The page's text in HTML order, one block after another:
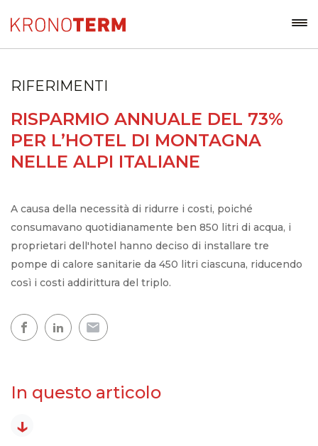
RIFERIMENTI
RISPARMIO ANNUALE DEL 73%
PER L’HOTEL DI MONTAGNA
NELLE ALPI ITALIANE
A causa della necessità di ridurre i costi, poiché
consumavano quotidianamente ben 850 litri di acqua, i
proprietari dell'hotel hanno deciso di installare tre
pompe di calore sanitarie da 450 litri ciascuna, riducendo
così i costi addirittura del triplo.
In questo articolo
↓